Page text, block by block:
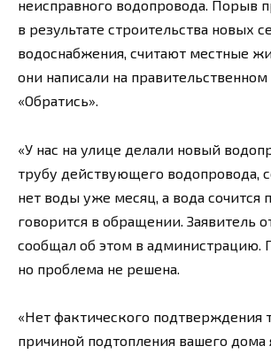
неисправного водопровода. Порыв
в результате строительства новых
водоснабжения, считают местные
они написали на правительственном
«Обратись».
«У нас на улице делали новый
трубу действующего водопровода,
нет воды уже месяц, а вода сочится
говорится в обращении. Заявитель
сообщал об этом в администрацию.
но проблема не решена.
«Нет фактического подтверждения
причиной подтопления вашего дома